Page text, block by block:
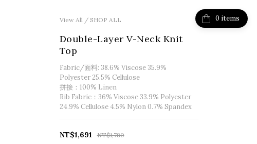
items
View All/ SHOP ALL
Double-Layer V-Neck Knit
Top
Fabric/面料: 38.6% Viscose 35.9%
Polyester 25.5% Cellulose
拼接：100% Linen
Rib Fabric：36% Viscose 33.9% Polyester
24.9% Cellulose 4.5% Nylon 0.7% Spandex
NT$1,780
NT$1,691